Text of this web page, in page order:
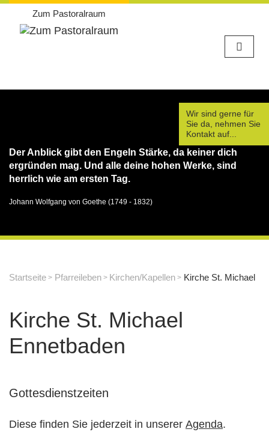
Zum Pastoralraum
Wir sind gerne für
Sie da, nehmen Sie
Kontakt auf...
Der Anblick gibt den Engeln Stärke, da keiner dich
ergründen mag. Und alle deine hohen Werke, sind
herrlich wie am ersten Tag.
Johann Wolfgang von Goethe (1749 - 1832)
Startseite Pfarreileben Kirchen/Kapellen Kirche St. Michael
Kirche St. Michael
Ennetbaden
Gottesdienstzeiten
Diese finden Sie jederzeit in unserer Agenda.